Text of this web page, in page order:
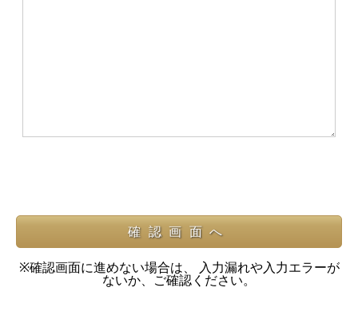
※確認画面に進めない場合は、 入力漏れや入力エラーが
ないか、ご確認ください。